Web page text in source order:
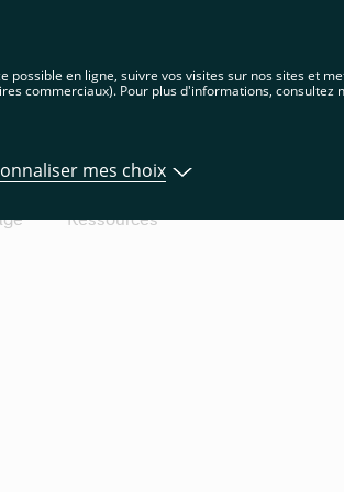
Ressources
en ligne, suivre vos visites sur nos sites et
commerciaux). Pour plus d'informations, consultez
mes choix